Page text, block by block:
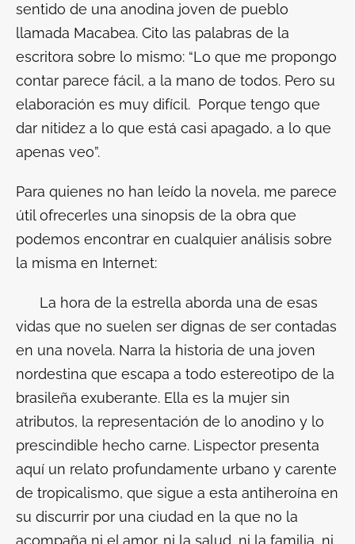
sentido de una anodina joven de pueblo
llamada Macabea. Cito las palabras de la
escritora sobre lo mismo: “Lo que me propongo
contar parece fácil, a la mano de todos. Pero su
elaboración es muy difícil. Porque tengo que
dar nitidez a lo que está casi apagado, a lo que
apenas veo”.
Para quienes no han leído la novela, me parece
útil ofrecerles una sinopsis de la obra que
podemos encontrar en cualquier análisis sobre
la misma en Internet:
La hora de la estrella aborda una de esas
vidas que no suelen ser dignas de ser contadas
en una novela. Narra la historia de una joven
nordestina que escapa a todo estereotipo de la
brasileña exuberante. Ella es la mujer sin
atributos, la representación de lo anodino y lo
prescindible hecho carne. Lispector presenta
aquí un relato profundamente urbano y carente
de tropicalismo, que sigue a esta antiheroína en
su discurrir por una ciudad en la que no la
acompaña ni el amor, ni la salud, ni la familia, ni